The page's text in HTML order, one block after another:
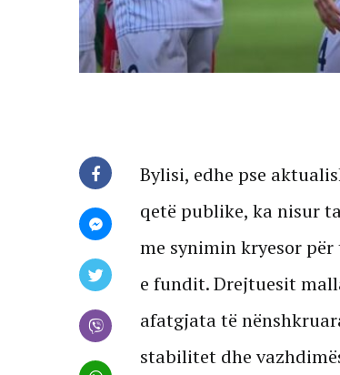
Bylisi, edhe pse
qetë publike, ka nisur
me synimin kryesor
e fundit. Drejtuesit
afatgjata të
stabilitet dhe